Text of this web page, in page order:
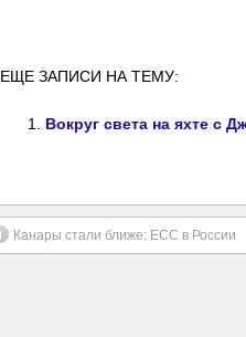
ЕЩЕ ЗАПИСИ НА ТЕМУ:
Вокруг света на яхте с
Канары стали ближе: ECC в России